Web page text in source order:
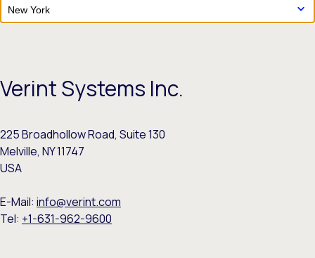
New York
Verint Systems Inc.
225 Broadhollow Road, Suite 130
Melville, NY 11747
USA
E-Mail: info@verint.com
Tel: +1-631-962-9600